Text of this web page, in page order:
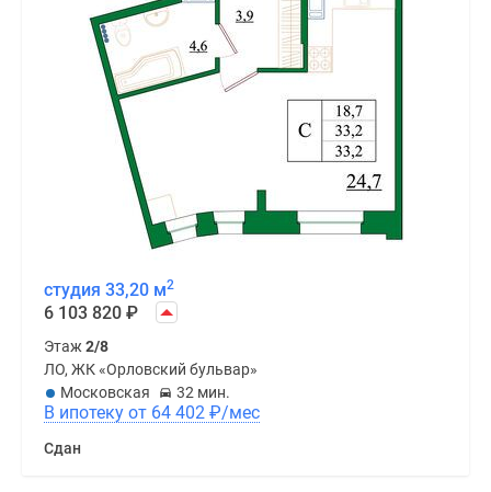
студия 33,20 м2
6 103 820 ₽
Этаж 2/8
ЛО, ЖК «Орловский бульвар»
Московская
32 мин.
В ипотеку от 64 402 ₽/мес
Сдан